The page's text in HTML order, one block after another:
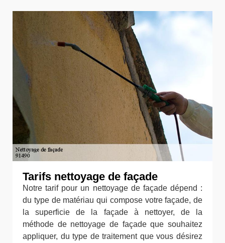
Tarifs nettoyage de façade
Notre tarif pour un nettoyage de façade dépend :
du type de matériau qui compose votre façade, de
la superficie de la façade à nettoyer, de la
méthode de nettoyage de façade que souhaitez
appliquer, du type de traitement que vous désirez